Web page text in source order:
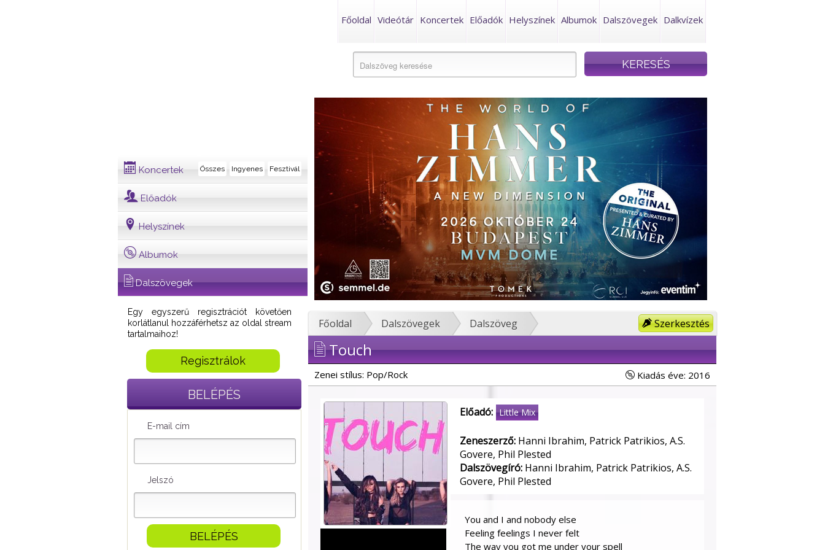
Főoldal Videótár Koncertek Előadók Helyszínek Albumok Dalszövegek Dalkvízek
Koncertek Fesztivál
Ingyenes
Összes
Előadók
Helyszínek
Albumok
Dalszövegek
Egy egyszerű regisztrációt követően
korlátlanul hozzáférhetsz az oldal stream
tartalmaihoz!
Regisztrálok
BELÉPÉS
E-mail cím
Jelszó
Szerkesztés
Főoldal Dalszövegek Dalszöveg
Touch
Zenei stílus: Pop/Rock Kiadás éve: 2016
Előadó: Little Mix
Zeneszerző: Hanni Ibrahim, Patrick Patrikios, A.S.
Govere, Phil Plested
Dalszövegíró: Hanni Ibrahim, Patrick Patrikios, A.S.
Govere, Phil Plested
You and I and nobody else
Feeling feelings I never felt
The way you got me under your spell